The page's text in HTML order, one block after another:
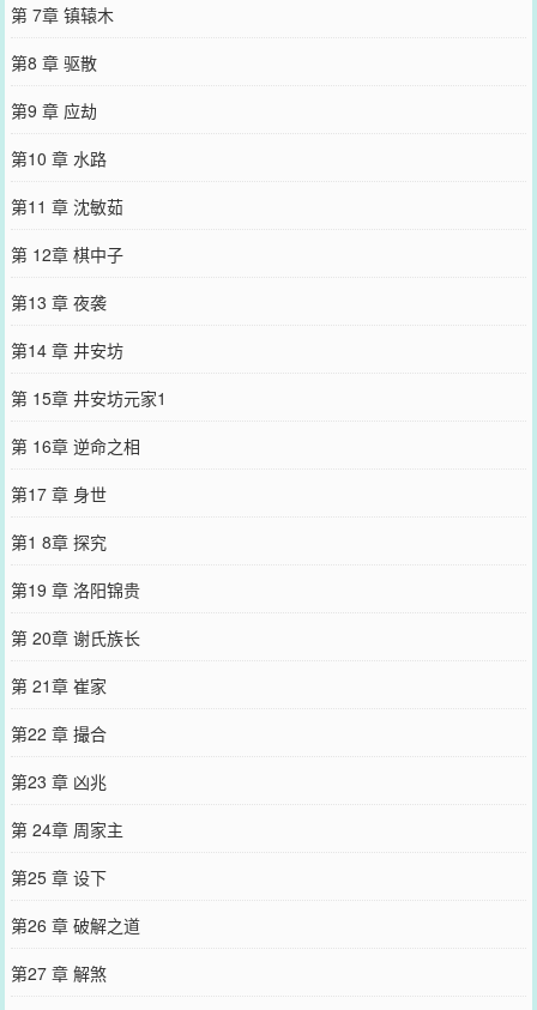
第 7章 镇辕木
第8 章 驱散
第9 章 应劫
第10 章 水路
第11 章 沈敏茹
第 12章 棋中子
第13 章 夜袭
第14 章 井安坊
第 15章 井安坊元家1
第 16章 逆命之相
第17 章 身世
第1 8章 探究
第19 章 洛阳锦贵
第 20章 谢氏族长
第 21章 崔家
第22 章 撮合
第23 章 凶兆
第 24章 周家主
第25 章 设下
第26 章 破解之道
第27 章 解煞